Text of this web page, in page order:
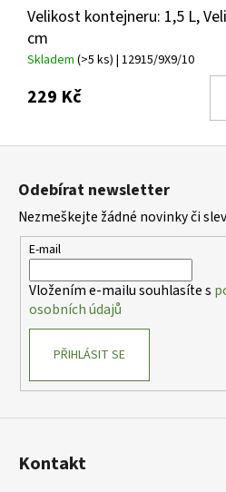
Velikost kontejneru: 1,5 L,
cm
Skladem (>5 ks) | 12915/9X9/10
229 Kč
Z
Odebírat newsletter
Nezmeškejte žádné novinky či
E-mail
Vložením e-mailu souhlasíte s
osobních údajů
PŘIHLÁSIT SE
Kontakt